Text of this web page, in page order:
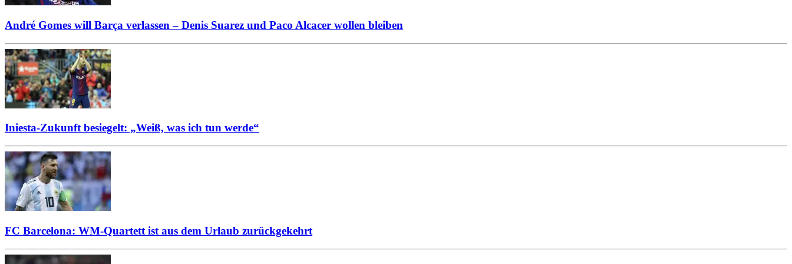
André Gomes will Barça verlassen – Denis Suarez und Paco Alcacer wollen bleiben
Iniesta-Zukunft besiegelt: „Weiß, was ich tun werde“
FC Barcelona: WM-Quartett ist aus dem Urlaub zurückgekehrt